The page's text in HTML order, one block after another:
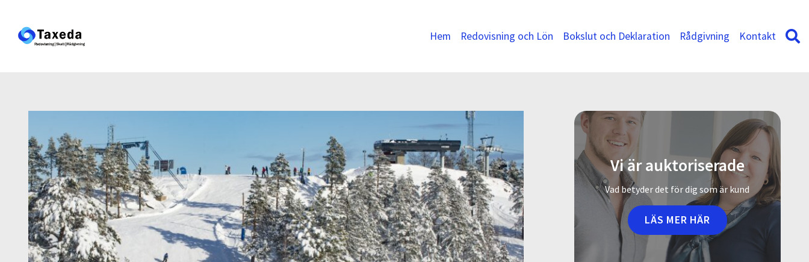
Hem Redovisning och Lön Bokslut och Deklaration Rådgivning Kontakt
Vi är auktoriserade
Vad betyder det för dig som är kund
LÄS MER HÄR